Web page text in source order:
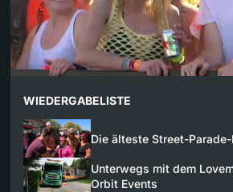
WIEDERGABELISTE
Die älteste Street-
Unterwegs mit dem
Orbit Events